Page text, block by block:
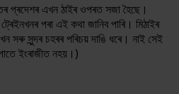
প্ৰদেশৰ এখন ঠাইৰ ওপৰত সজা হৈছে।
পৰা এই কথা জানিব পাৰি। মিঠাইৰ
সৰু সুন্দৰ চহৰৰ পৰিচয় দাঙি ধৰে। নাই সেই
পাতে ইংৰাজীত নহয়।)